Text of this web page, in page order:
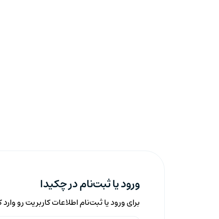
ورود یا ثبت‌نام در چکیدا
برای ورود یا ثبت‌نام اطلاعات کاربریت رو